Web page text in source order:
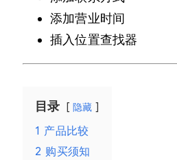
添加营业时间
插入位置查找器
目录 隐藏
1 产品比较
2 购买须知